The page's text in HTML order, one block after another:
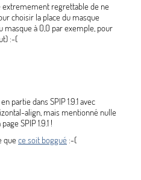
extremement regrettable de ne
choisir la place du masque
masque à 0,0 par exemple, pour
:-(
partie dans SPIP 1.9.1 avec
align, mais mentionné nulle
SPIP 1.9.1 !
quece soit boggué :-(